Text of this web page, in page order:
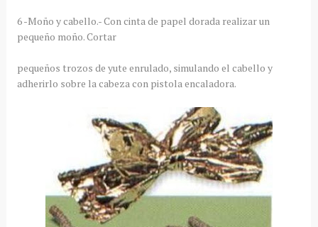
6 -Moño y cabello.- Con cinta de papel dorada realizar un
pequeño moño. Cortar
pequeños trozos de yute enrulado, simulando el cabello y
adherirlo sobre la cabeza con pistola encaladora.